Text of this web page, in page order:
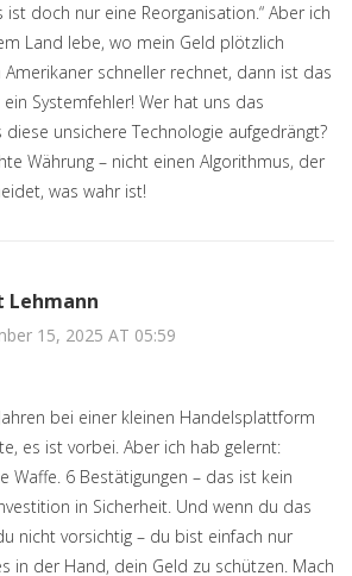
ist doch nur eine Reorganisation.“ Aber ich
Land lebe, wo mein Geld plötzlich
schneller rechnet, dann ist das
Systemfehler! Wer hat uns das
diese unsichere Technologie aufgedrängt?
Währung – nicht einen Algorithmus, der
was wahr ist!
Lehmann
15, 2025 AT 05:59
bei einer kleinen Handelsplattform
es ist vorbei. Aber ich hab gelernt:
Waffe. 6 Bestätigungen – das ist kein
in Sicherheit. Und wenn du das
nicht vorsichtig – du bist einfach nur
in der Hand, dein Geld zu schützen. Mach